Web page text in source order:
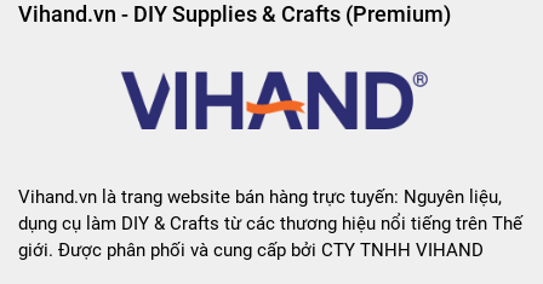
Vihand.vn - DIY Supplies & Crafts (Premium)
Vihand.vn là trang website bán hàng trực tuyến: Nguyên liệu,
dụng cụ làm DIY & Crafts từ các thương hiệu nổi tiếng trên Thế
giới. Được phân phối và cung cấp bởi CTY TNHH VIHAND